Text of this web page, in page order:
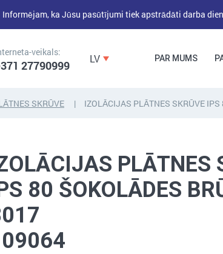
Informējam, ka Jūsu pasūtījumi tiek apstrādāti darba
veikals:
27790999 LV PAR MUMS
ENKURI,
STIPRINĀJUMI
LENTAS,
SKRŪVE IZOLĀCIJAS PLĀTNES SKRŪVE
PLĀTNES
80 ŠOKOLĀDES